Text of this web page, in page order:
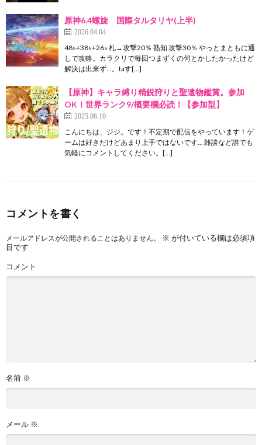
原神6.4螺旋 国際タルタリヤ(上半)
2026.04.04
48s+38s+26s 札→攻撃20％ 熟知 攻撃30％ やっとまともに通
しで攻略。カラクリで毎回つまずくの何とかしたかったけど
解決は出来ず…。taす[…]
【原神】キャラ縛り精鋭狩りと聖遺物鑑賞。参加
OK！世界ランク9/概要欄必読！【参加型】
2025.06.10
こんにちは、ジジ。です！不定期で配信をやっています！ゲ
ームは好きだけどあまり上手ではないです… 雑談など誰でも
気軽にコメントしてください。[…]
コメントを書く
メールアドレスが公開されることはありません。 ※ が付いている欄は必須項
目です
コメント
名前 ※
メール ※